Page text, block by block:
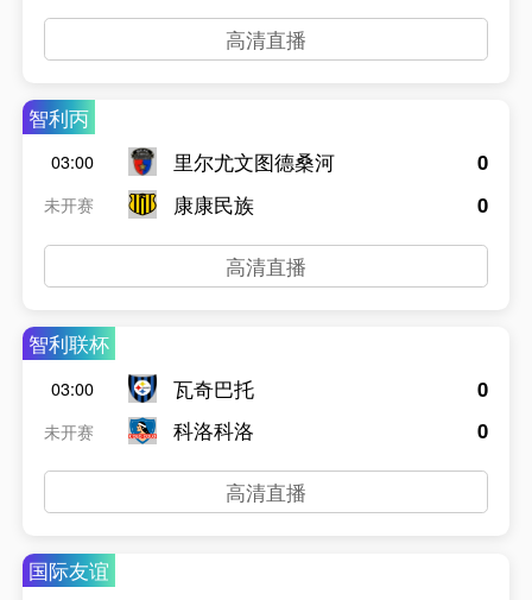
高清直播
智利丙
03:00
未开赛
里尔尤文图德桑河
康康民族
0
0
高清直播
智利联杯
03:00
未开赛
瓦奇巴托
科洛科洛
0
0
高清直播
国际友谊